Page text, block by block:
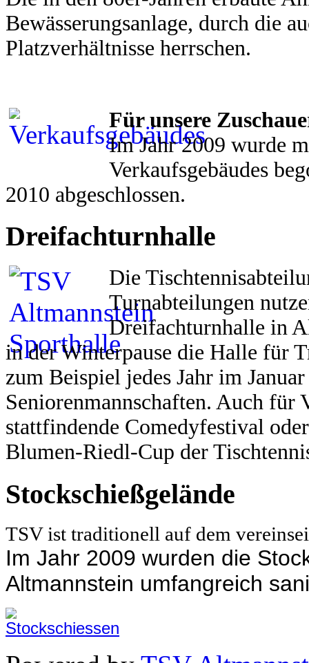
Bewässerungsanlage, durch die
Platzverhältnisse herrschen.
Für unsere
Im Jahr 2009 wurde
Verkaufsgebäudes
2010 abgeschlossen.
Dreifachturnhalle
Die
Turnabteilungen
Dreifachturnhalle in
in der Winterpause die Halle für
zum Beispiel jedes Jahr im
Seniorenmannschaften. Auch für
stattfindende Comedyfestival
Blumen-Riedl-Cup der
Stockschießgelände
TSV ist traditionell auf dem
Im Jahr 2009 wurden die
Altmannstein umfangreich